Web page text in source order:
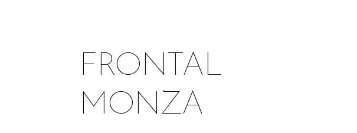
FRONTAL
MONZA